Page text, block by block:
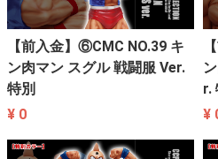
【前入金】⑥CMC NO.39 キ
ン肉マン スグル 戦闘服 Ver.
特別
¥ 0
r.
¥